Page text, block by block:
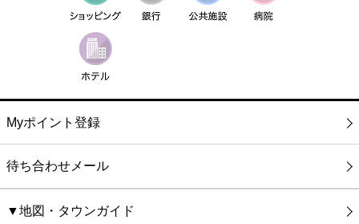
Myポイント登録
待ち合わせメール
▼地図・タウンガイド